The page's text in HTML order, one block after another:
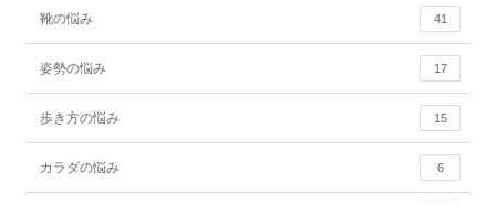
靴の悩み 41
姿勢の悩み 17
歩き方の悩み 15
カラダの悩み 6